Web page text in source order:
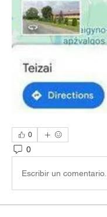
0
0
Escribir un comentario...